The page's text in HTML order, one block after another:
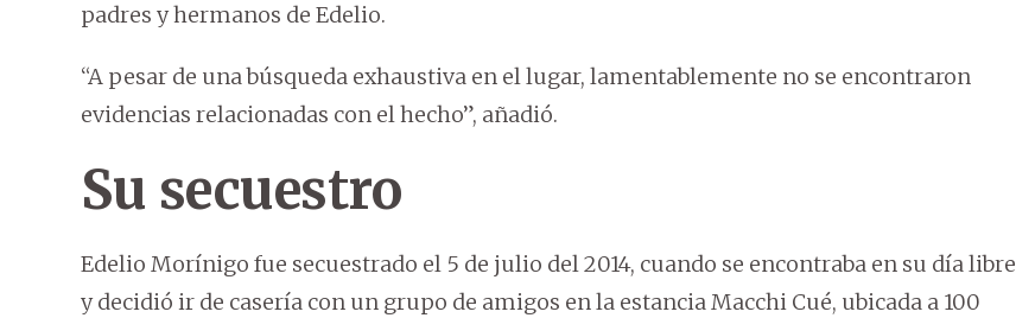
padres y hermanos de Edelio.
“A pesar de una búsqueda exhaustiva en el lugar, lamentablemente no se encontraron
evidencias relacionadas con el hecho”, añadió.
Su secuestro
Edelio Morínigo fue secuestrado el 5 de julio del 2014, cuando se encontraba en su día libre
y decidió ir de casería con un grupo de amigos en la estancia Macchi Cué, ubicada a 100